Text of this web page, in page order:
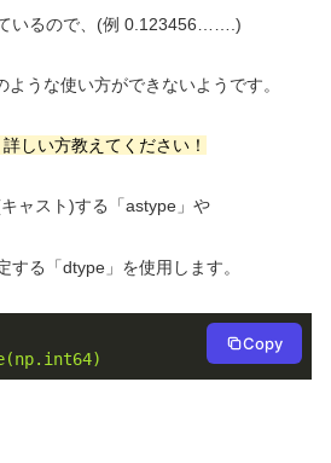
いるので、(例 0.123456…….)
うな使い方ができないようです。
しい方教えてください！
ャスト)する「astype」や
する「dtype」を使用します。
Copy